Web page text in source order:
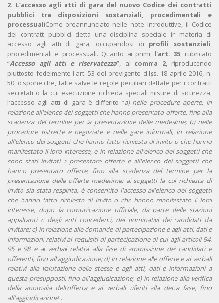
2. L’accesso agli atti di gara del nuovo Codice dei contratti
pubblici tra disposizioni sostanziali, procedimentali e
processualiCome preannunciato nelle note introduttive, il Codice
dei contratti pubblici detta una disciplina speciale in materia di
accesso agli atti di gara, occupandosi di profili sostanziali,
procedimentali e processuali. Quanto ai primi, l'art. 35, rubricato
“Accesso agli atti e riservatezza”, al comma 2, riproducendo
piuttosto fedelmente l'art. 53 del previgente d.lgs. 18 aprile 2016, n.
50, dispone che, fatte salve le regole peculiari dettate per i contratti
secretati o la cui esecuzione richieda speciali misure di sicurezza,
l'accesso agli atti di gara è differito “a) nelle procedure aperte, in
relazione all'elenco dei soggetti che hanno presentato offerte, fino alla
scadenza del termine per la presentazione delle medesime; b) nelle
procedure ristrette e negoziate e nelle gare informali, in relazione
all'elenco dei soggetti che hanno fatto richiesta di invito o che hanno
manifestato il loro interesse, e in relazione all'elenco dei soggetti che
sono stati invitati a presentare offerte e all'elenco dei soggetti che
hanno presentato offerte, fino alla scadenza del termine per la
presentazione delle offerte medesime; ai soggetti la cui richiesta di
invito sia stata respinta, è consentito l'accesso all'elenco dei soggetti
che hanno fatto richiesta di invito o che hanno manifestato il loro
interesse, dopo la comunicazione ufficiale, da parte delle stazioni
appaltanti o degli enti concedenti, dei nominativi dei candidati da
invitare; c) in relazione alle domande di partecipazione e agli atti, dati e
informazioni relativi ai requisiti di partecipazione di cui agli articoli 94,
95 e 98 e ai verbali relativi alla fase di ammissione dei candidati e
offerenti, fino all'aggiudicazione; d) in relazione alle offerte e ai verbali
relativi alla valutazione delle stesse e agli atti, dati e informazioni a
questa presupposti, fino all'aggiudicazione; e) in relazione alla verifica
della anomalia dell'offerta e ai verbali riferiti alla detta fase, fino
all'aggiudicazione”.